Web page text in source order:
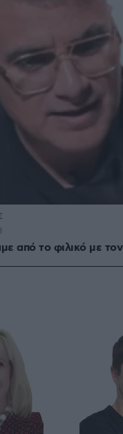
από το φιλικό με